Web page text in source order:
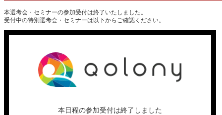
本選考会・セミナーの参加受付は終了いたしました。
受付中の特別選考会・セミナーは以下からご確認ください。
本日程の参加受付は終了しました